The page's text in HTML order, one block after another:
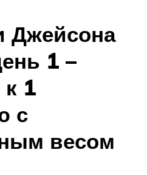
Джейсона
1 –
к 1
с
весом